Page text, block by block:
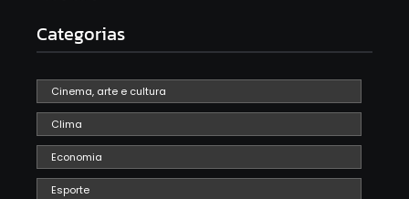
Categorias
Cinema, arte e cultura
Clima
Economia
Esporte